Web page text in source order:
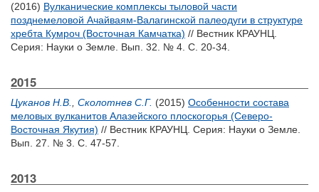
(2016) Вулканические комплексы тыловой части
позднемеловой Ачайваям-Валагинской палеодуги в структуре
хребта Кумроч (Восточная Камчатка) // Вестник КРАУНЦ.
Серия: Науки о Земле. Вып. 32. № 4. С. 20-34.
2015
Цуканов Н.В. Сколотнев С.Г. (2015) Особенности состава
меловых вулканитов Алазейского плоскогорья (Северо-
Восточная Якутия) // Вестник КРАУНЦ. Серия: Науки о Земле.
Вып. 27. № 3. С. 47-57.
2013